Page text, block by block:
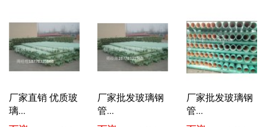
厂家直销 优质玻
璃...
厂家批发玻璃钢
管...
厂家批发玻璃钢
管...